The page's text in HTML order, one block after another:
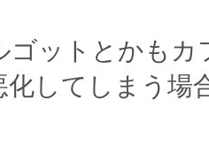
ゴットとかも
化してしまう場